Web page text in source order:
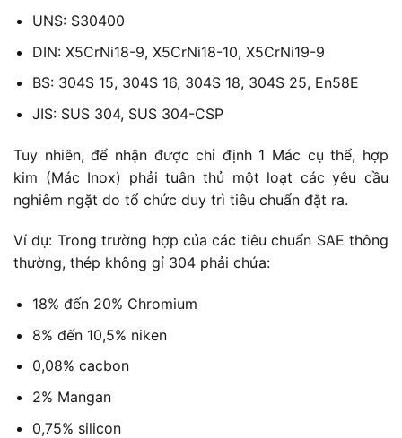
UNS: S30400
DIN: X5CrNi18-9, X5CrNi18-10, X5CrNi19-9
BS: 304S 15, 304S 16, 304S 18, 304S 25, En58E
JIS: SUS 304, SUS 304-CSP
Tuy nhiên, để nhận được chỉ định 1 Mác cụ thể, hợp
kim (Mác Inox) phải tuân thủ một loạt các yêu cầu
nghiêm ngặt do tổ chức duy trì tiêu chuẩn đặt ra.
Ví dụ: Trong trường hợp của các tiêu chuẩn SAE thông
thường, thép không gỉ 304 phải chứa:
18% đến 20% Chromium
8% đến 10,5% niken
0,08% cacbon
2% Mangan
0,75% silicon